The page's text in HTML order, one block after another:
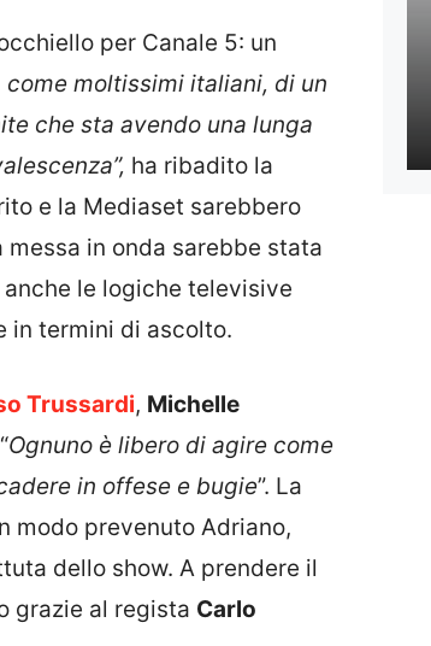
per Canale 5: un
moltissimi italiani, di un
che sta avendo una lunga
ha ribadito la
e la Mediaset sarebbero
in onda sarebbe stata
le logiche televisive
in termini di ascolto.
Trussardi, Michelle
Ognuno è libero di agire come
in offese e bugie”. La
modo prevenuto Adriano,
dello show. A prendere il
grazie al regista Carlo